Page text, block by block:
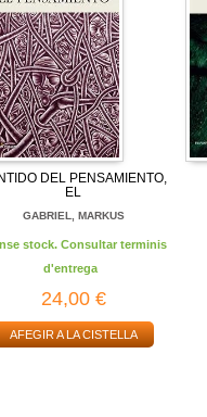
DEL PENSAMIENTO,
EL
GABRIEL, MARKUS
stock. Consultar terminis
d'entrega
24,00 €
AFEGIR A LA CISTELLA